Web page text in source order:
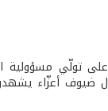
تولّي مسؤولية
ضيوف أعزّاء